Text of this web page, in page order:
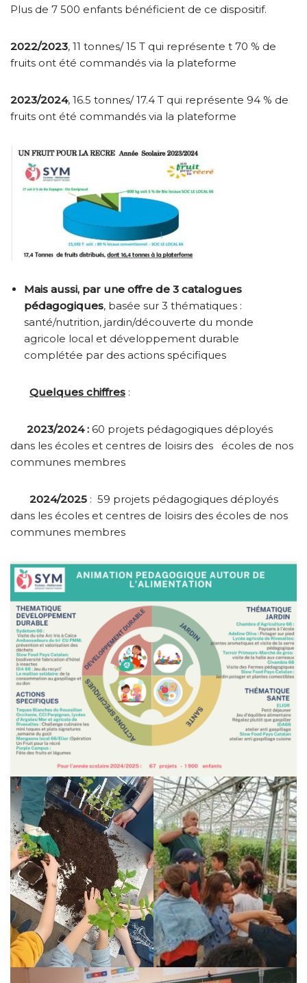
Plus de 7 500 enfants bénéficient de ce dispositif.
2022/2023, 11 tonnes/ 15 T qui représente t 70 % de
fruits ont été commandés via la plateforme
2023/2024, 16.5 tonnes/ 17.4 T qui représente 94 % de
fruits ont été commandés via la plateforme
Mais aussi, par une offre de 3 catalogues
pédagogiques, basée sur 3 thématiques :
santé/nutrition, jardin/découverte du monde
agricole local et développement durable
complétée par des actions spécifiques
Quelques chiffres :
2023/2024 : 60 projets pédagogiques déployés
dans les écoles et centres de loisirs des écoles de nos
communes membres
2024/2025 : 59 projets pédagogiques déployés
dans les écoles et centres de loisirs des écoles de nos
communes membres